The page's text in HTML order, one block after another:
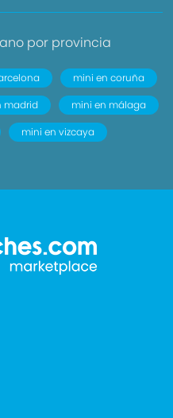
por provincia
mini en coruña
madrid
mini en málaga
mini en vizcaya